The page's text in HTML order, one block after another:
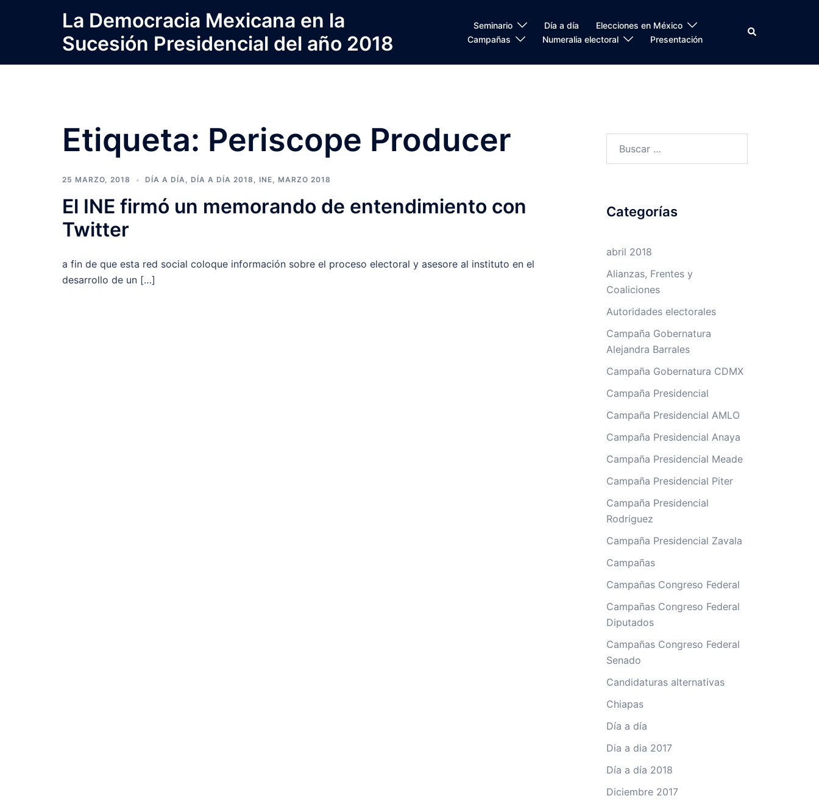
La Democracia Mexicana en la
Sucesión Presidencial del año 2018
Seminario Día a día
Elecciones en México
Campañas
Numeralia electoral Presentación
Search
Etiqueta: Periscope Producer
25 MARZO, 2018 DÍA A DÍA, DÍA A DÍA 2018 , INE, MARZO 2018
El INE firmó un memorando de entendimiento con
Twitter
a fin de que esta red social coloque información sobre el proceso electoral y asesore al instituto en el
desarrollo de un […]
Categorías
abril 2018
Alianzas, Frentes y
Coaliciones
Autoridades electorales
Campaña Gobernatura
Alejandra Barrales
Campaña Gobernatura CDMX
Campaña Presidencial
Campaña Presidencial AMLO
Campaña Presidencial Anaya
Campaña Presidencial Meade
Campaña Presidencial Piter
Campaña Presidencial
Rodriguez
Campaña Presidencial Zavala
Campañas
Campañas Congreso Federal
Campañas Congreso Federal
Diputados
Campañas Congreso Federal
Senado
Candidaturas alternativas
Chiapas
Día a día
Dia a dia 2017
Día a día 2018
Diciembre 2017